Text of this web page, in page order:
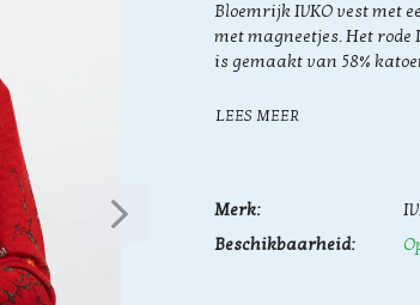
Bloemrijk IVKO vest met
met magneetjes. Het rode
is gemaakt van 58%
LEES MEER
Merk:
Beschikbaarheid: